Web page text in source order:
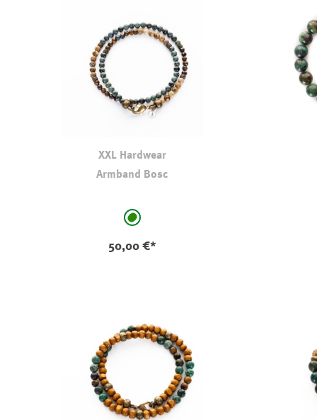
XXL Hardwear
Armband Bosc
auswählen
grün
50,00 €*